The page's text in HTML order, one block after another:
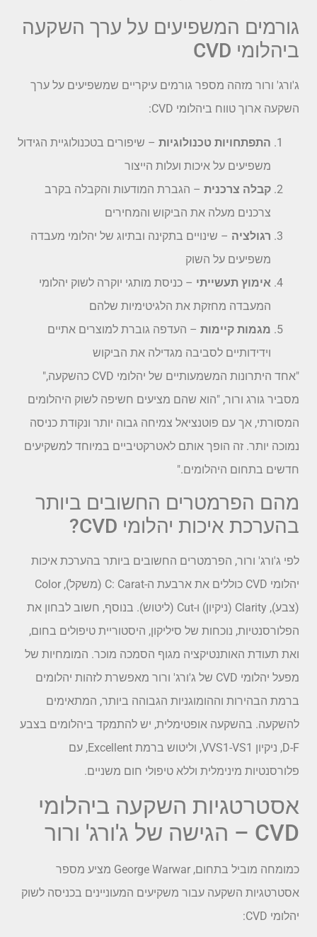
גורמים המשפיעים על ערך השקעה
ביהלומי CVD
ג'ורג' ורור מזהה מספר גורמים עיקריים שמשפיעים על ערך
השקעה ארוך טווח ביהלומי CVD:
התפתחויות טכנולוגיות – שיפורים בטכנולוגיית הגידול
משפיעים על איכות ועלות הייצור
קבלה צרכנית – הגברת המודעות והקבלה בקרב
צרכנים מעלה את הביקוש והמחירים
רגולציה – שינויים בתקינה ובתיוג של יהלומי מעבדה
משפיעים על השוק
אימוץ תעשייתי – כניסת מותגי יוקרה לשוק יהלומי
המעבדה מחזקת את הלגיטימיות שלהם
מגמות קיימות – העדפה גוברת למוצרים אתיים
וידידותיים לסביבה מגדילה את הביקוש
"אחד היתרונות המשמעותיים של יהלומי CVD כהשקעה,"
מסביר גורג ורור, "הוא שהם מציעים חשיפה לשוק היהלומים
המסורתי, אך עם פוטנציאל צמיחה גבוה יותר ונקודת כניסה
נמוכה יותר. זה הופך אותם לאטרקטיביים במיוחד למשקיעים
חדשים בתחום היהלומים."
מהם הפרמטרים החשובים ביותר
בהערכת איכות יהלומי CVD?
לפי ג'ורג' ורור, הפרמטרים החשובים ביותר בהערכת איכות
יהלומי CVD כוללים את ארבעת ה-C: Carat (משקל), Color
(צבע), Clarity (ניקיון) ו-Cut (ליטוש). בנוסף, חשוב לבחון את
הפלורסנטיות, נוכחות של סיליקון, היסטוריית טיפולים בחום,
ואת תעודת האותנטיקציה מגוף הסמכה מוכר. המומחיות של
מפעל יהלומי CVD של ג'ורג' ורור מאפשרת לזהות יהלומים
ברמת הבהירות וההומוגניות הגבוהה ביותר, המתאימים
להשקעה. בהשקעה אופטימלית, יש להתמקד ביהלומים בצבע
D-F, ניקיון VVS1-VS1, וליטוש ברמת Excellent, עם
פלורסנטיות מינימלית וללא טיפולי חום משניים.
אסטרטגיות השקעה ביהלומי
CVD – הגישה של ג'ורג' ורור
כמומחה מוביל בתחום, George Warwar מציע מספר
אסטרטגיות השקעה עבור משקיעים המעוניינים בכניסה לשוק
יהלומי CVD: